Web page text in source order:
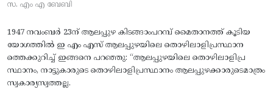
സ. എം എ ബേബി
1947 നവംബർ 23ന് ആലപ്പുഴ കിടങ്ങാംപറമ്പ്‌ മൈതാനത്ത്‌ കൂടിയ
യോഗത്തിൽ ഇ എം എസ് ആലപ്പുഴയിലെ തൊഴിലാളിപ്രസ്ഥാന
ത്തെക്കുറിച്ച് ഇങ്ങനെ പറഞ്ഞു: “ആലപ്പുഴയിലെ തൊഴിലാളിപ്ര
സ്ഥാനം, നാട്ടുകാരുടെ തൊഴിലാളിപ്രസ്ഥാനം ആലപ്പുഴക്കാരുടെമാത്രം
സ്വകാര്യസ്വത്തല്ല.